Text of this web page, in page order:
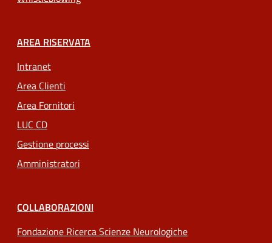
AREA RISERVATA
Intranet
Area Clienti
Area Fornitori
LUC CD
Gestione processi
Amministratori
COLLABORAZIONI
Fondazione Ricerca Scienze Neurologiche